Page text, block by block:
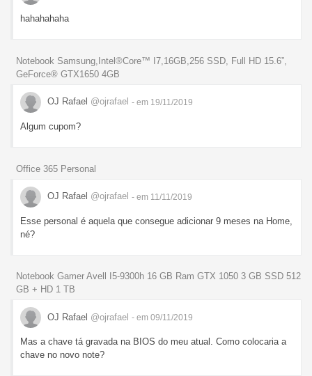
hahahahaha
Notebook Samsung,Intel®Core™ I7,16GB,256 SSD, Full HD 15.6”,
GeForce® GTX1650 4GB
OJ Rafael @ojrafael - em 19/11/2019
Algum cupom?
Office 365 Personal
OJ Rafael @ojrafael - em 11/11/2019
Esse personal é aquela que consegue adicionar 9 meses na Home,
né?
Notebook Gamer Avell I5-9300h 16 GB Ram GTX 1050 3 GB SSD 512
GB + HD 1 TB
OJ Rafael @ojrafael - em 09/11/2019
Mas a chave tá gravada na BIOS do meu atual. Como colocaria a
chave no novo note?